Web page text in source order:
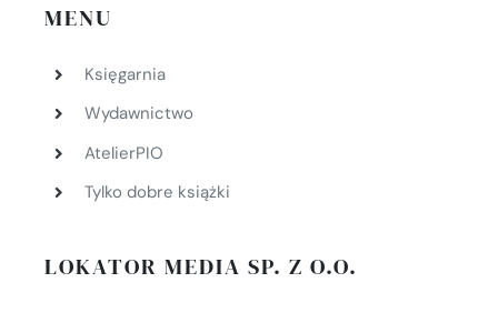
MENU
Księgarnia
Wydawnictwo
AtelierPIO
Tylko dobre książki
LOKATOR MEDIA SP. Z O.O.